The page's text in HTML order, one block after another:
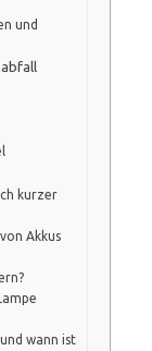
und
kurzer
Akkus
wann ist